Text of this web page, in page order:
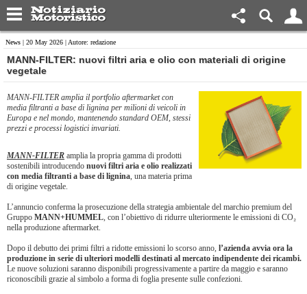
News | 20 May 2026 | Autore: redazione
​MANN-FILTER: nuovi filtri aria e olio con materiali di origine
vegetale
MANN-FILTER amplia il portfolio aftermarket con
media filtranti a base di lignina per milioni di veicoli in
Europa e nel mondo, mantenendo standard OEM, stessi
prezzi e processi logistici invariati.
MANN-FILTER amplia la propria gamma di prodotti
sostenibili introducendo nuovi filtri aria e olio realizzati
con media filtranti a base di lignina, una materia prima
di origine vegetale.
L’annuncio conferma la prosecuzione della strategia ambientale del marchio premium del
Gruppo MANN+HUMMEL, con l’obiettivo di ridurre ulteriormente le emissioni di CO₂
nella produzione aftermarket.
Dopo il debutto dei primi filtri a ridotte emissioni lo scorso anno, l’azienda avvia ora la
produzione in serie di ulteriori modelli destinati al mercato indipendente dei ricambi.
Le nuove soluzioni saranno disponibili progressivamente a partire da maggio e saranno
riconoscibili grazie al simbolo a forma di foglia presente sulle confezioni.